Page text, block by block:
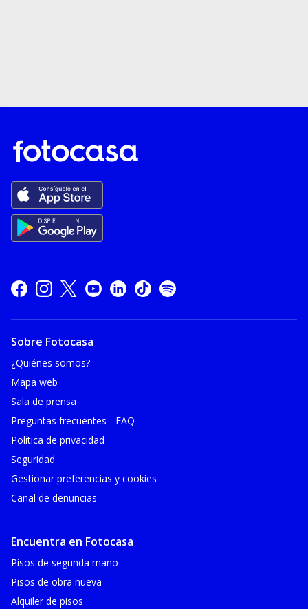
Sobre Fotocasa
¿Quiénes somos?
Mapa web
Sala de prensa
Preguntas frecuentes - FAQ
Política de privacidad
Seguridad
Gestionar preferencias y cookies
Canal de denuncias
Encuentra en Fotocasa
Pisos de segunda mano
Pisos de obra nueva
Alquiler de pisos